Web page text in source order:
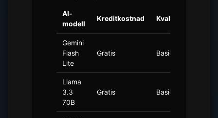
AI-
modell
Kreditkostnad Kvalitet
Gemini
Flash
Lite
Gratis Basic
Llama
3.3
70B
Gratis Basic